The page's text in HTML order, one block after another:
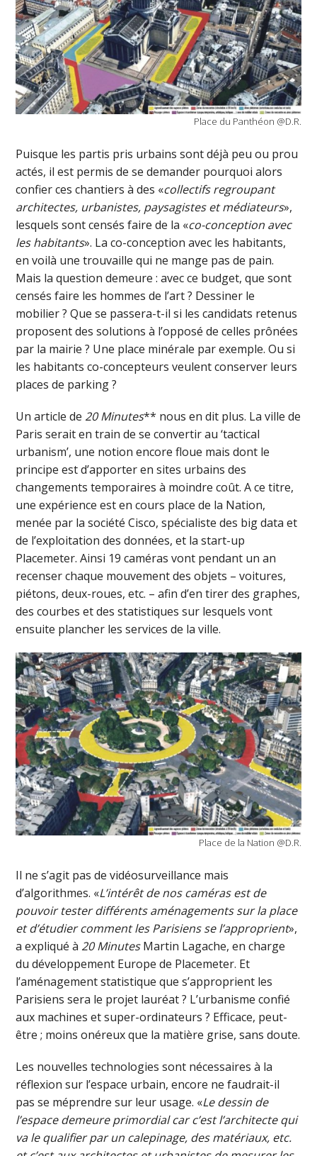
Place du Panthéon @D.R.
Puisque les partis pris urbains sont déjà peu ou prou
actés, il est permis de se demander pourquoi alors
confier ces chantiers à des «collectifs regroupant
architectes, urbanistes, paysagistes et médiateurs»,
lesquels sont censés faire de la «co-conception avec
les habitants». La co-conception avec les habitants,
en voilà une trouvaille qui ne mange pas de pain.
Mais la question demeure : avec ce budget, que sont
censés faire les hommes de l’art ? Dessiner le
mobilier ? Que se passera-t-il si les candidats retenus
proposent des solutions à l’opposé de celles prônées
par la mairie ? Une place minérale par exemple. Ou si
les habitants co-concepteurs veulent conserver leurs
places de parking ?
Un article de 20 Minutes** nous en dit plus. La ville de
Paris serait en train de se convertir au ‘tactical
urbanism’, une notion encore floue mais dont le
principe est d’apporter en sites urbains des
changements temporaires à moindre coût. A ce titre,
une expérience est en cours place de la Nation,
menée par la société Cisco, spécialiste des big data et
de l’exploitation des données, et la start-up
Placemeter. Ainsi 19 caméras vont pendant un an
recenser chaque mouvement des objets – voitures,
piétons, deux-roues, etc. – afin d’en tirer des graphes,
des courbes et des statistiques sur lesquels vont
ensuite plancher les services de la ville.
Place de la Nation @D.R.
Il ne s’agit pas de vidéosurveillance mais
d’algorithmes. «L’intérêt de nos caméras est de
pouvoir tester différents aménagements sur la place
et d’étudier comment les Parisiens se l’approprient»,
a expliqué à 20 MinutesMartin Lagache, en charge
du développement Europe de Placemeter. Et
l’aménagement statistique que s’approprient les
Parisiens sera le projet lauréat ? L’urbanisme confié
aux machines et super-ordinateurs ? Efficace, peut-
être ; moins onéreux que la matière grise, sans doute.
Les nouvelles technologies sont nécessaires à la
réflexion sur l’espace urbain, encore ne faudrait-il
pas se méprendre sur leur usage. «Le dessin de
l’espace demeure primordial car c’est l’architecte qui
va le qualifier par un calepinage, des matériaux, etc.